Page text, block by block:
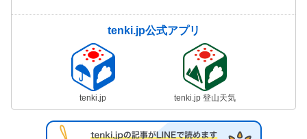
tenki.jp公式アプリ
tenki.jp tenki.jp 登山天気